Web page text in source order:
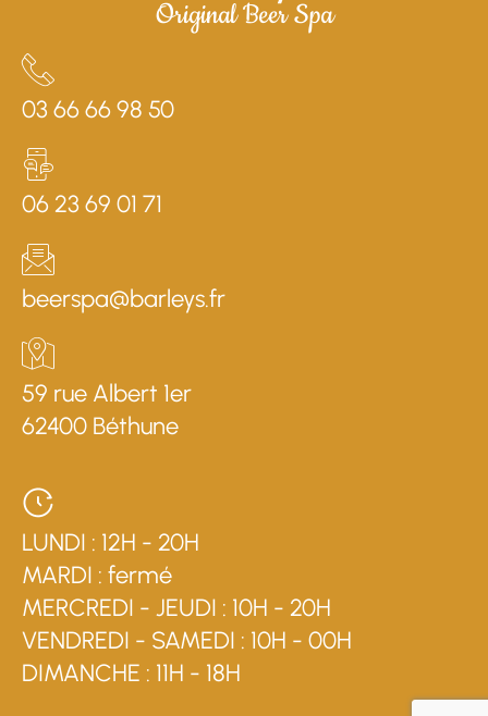
Original Beer Spa
03 66 66 98 50
06 23 69 01 71
beerspa@barleys.fr
59 rue Albert 1er
62400 Béthune
LUNDI : 12H - 20H
MARDI : fermé
MERCREDI - JEUDI : 10H - 20H
VENDREDI - SAMEDI : 10H - 00H
DIMANCHE : 11H - 18H